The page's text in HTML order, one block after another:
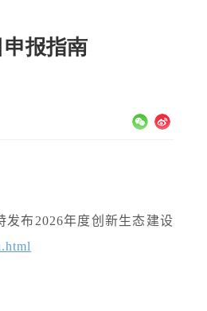
报指南
发布 2026年度创新生态建设